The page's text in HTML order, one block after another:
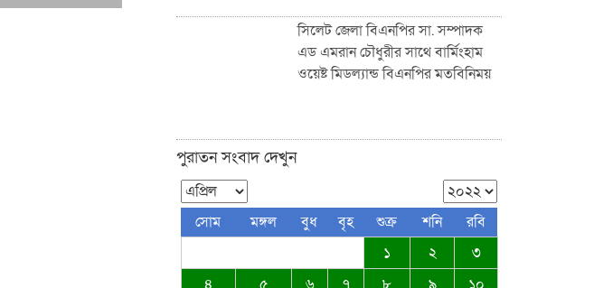
জকিগঞ্জ-কানাইঘাটসহ দেশবাসীকে
ঈদুল ফিতরের শুভেচ্ছা জানিয়েছেন:
ব্যারিস্টার আকমাম খাঁন
সিলেট জেলা বিএনপির সা. সম্পাদক
এড এমরান চৌধুরীর সাথে বার্মিংহাম
ওয়েষ্ট মিডল্যান্ড বিএনপির মতবিনিময়
পুরাতন সংবাদ দেখুন
সোম মঙ্গল বুধ বৃহ শুক্র শনি
রবি
১
২
৩